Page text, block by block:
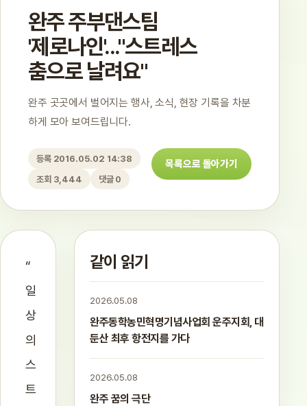
완주 주부댄스팀
'제로나인'..."스트레스
춤으로 날려요"
완주 곳곳에서 벌어지는 행사, 소식, 현장 기록을 차분
하게 모아 보여드립니다.
등록 2016.05.02 14:38
조회 3,444
댓글 0
목록으로 돌아가기
“
일
상
의
스
트
같이 읽기
2026.05.08
완주동학농민혁명기념사업회 운주지회, 대
둔산 최후 항전지를 가다
2026.05.08
완주 꿈의 극단